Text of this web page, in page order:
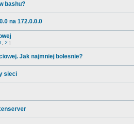
bashu?
na 172.0.0.0
1 2 ]
Jak najmniej bolesnie?
sieci